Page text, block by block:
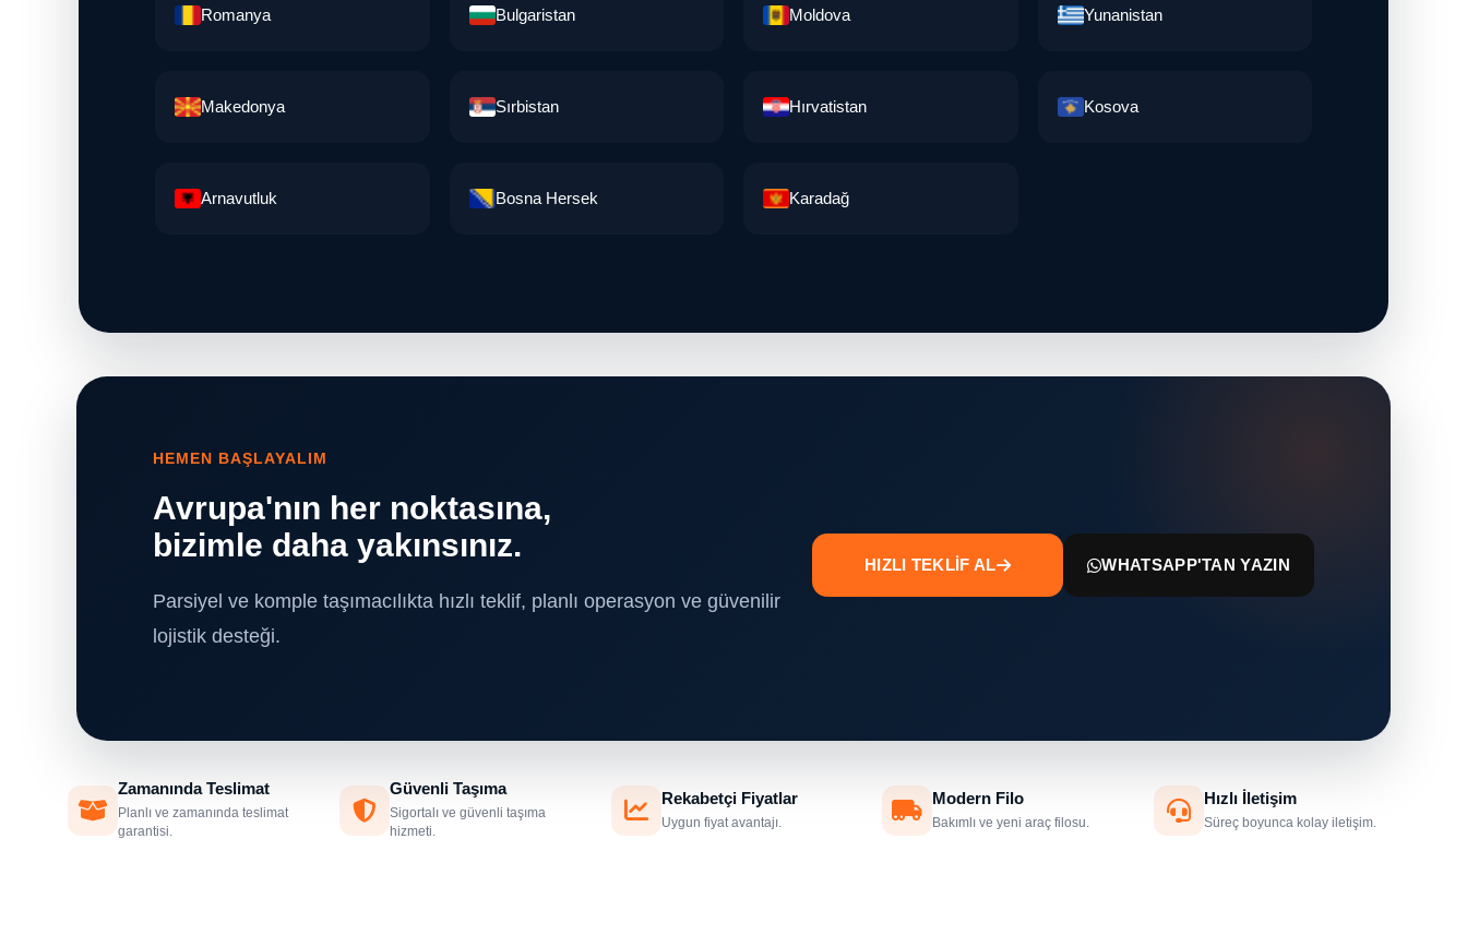
Romanya Bulgaristan Moldova Yunanistan
Makedonya Sırbistan Hırvatistan Kosova
Arnavutluk Bosna Hersek Karadağ
HEMEN BAŞLAYALIM
Avrupa'nın her noktasına,
bizimle daha yakınsınız.
Parsiyel ve komple taşımacılıkta hızlı teklif, planlı operasyon ve güvenilir
lojistik desteği.
HIZLI TEKLİF AL WHATSAPP'TAN YAZIN
Zamanında Teslimat
Planlı ve zamanında teslimat
garantisi.
Güvenli Taşıma
Sigortalı ve güvenli taşıma
hizmeti.
Rekabetçi Fiyatlar
Uygun fiyat avantajı.
Modern Filo
Bakımlı ve yeni araç filosu.
Hızlı İletişim
Süreç boyunca kolay iletişim.